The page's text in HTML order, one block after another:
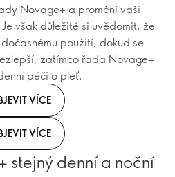
Novage+ a promění vaši
však důležité si uvědomit, že
použití, dokud se
zatímco řada Novage+
péči o pleť.
VÍCE
VÍCE
stejný denní a noční